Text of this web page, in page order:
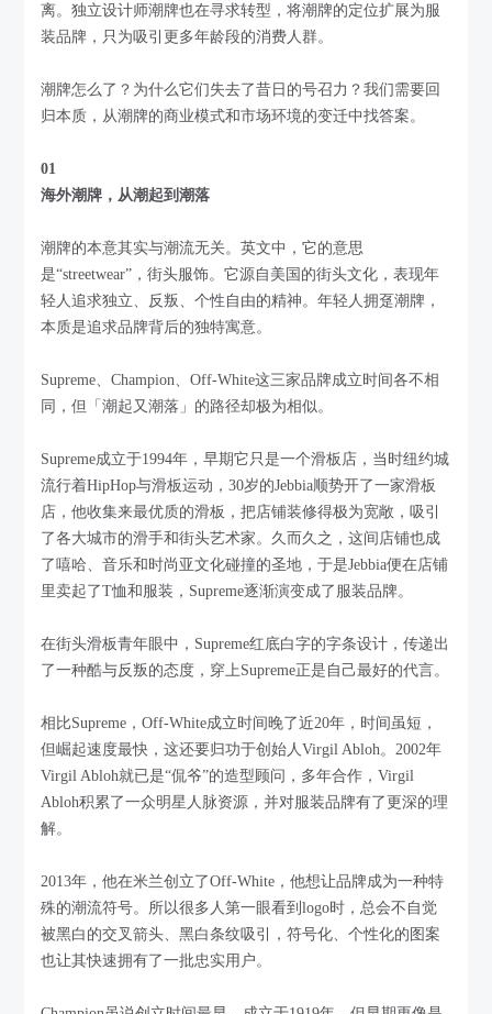
离。独立设计师潮牌也在寻求转型，将潮牌的定位扩展为服
装品牌，只为吸引更多年龄段的消费人群。
潮牌怎么了？为什么它们失去了昔日的号召力？我们需要回
归本质，从潮牌的商业模式和市场环境的变迁中找答案。
01
海外潮牌，从潮起到潮落
潮牌的本意其实与潮流无关。英文中，它的意思
是“streetwear”，街头服饰。它源自美国的街头文化，表现年
轻人追求独立、反叛、个性自由的精神。年轻人拥趸潮牌，
本质是追求品牌背后的独特寓意。
Supreme、Champion、Off-White这三家品牌成立时间各不相
同，但「潮起又潮落」的路径却极为相似。
Supreme成立于1994年，早期它只是一个滑板店，当时纽约城
流行着HipHop与滑板运动，30岁的Jebbia顺势开了一家滑板
店，他收集来最优质的滑板，把店铺装修得极为宽敞，吸引
了各大城市的滑手和街头艺术家。久而久之，这间店铺也成
了嘻哈、音乐和时尚亚文化碰撞的圣地，于是Jebbia便在店铺
里卖起了T恤和服装，Supreme逐渐演变成了服装品牌。
在街头滑板青年眼中，Supreme红底白字的字条设计，传递出
了一种酷与反叛的态度，穿上Supreme正是自己最好的代言。
相比Supreme，Off-White成立时间晚了近20年，时间虽短，
但崛起速度最快，这还要归功于创始人Virgil Abloh。2002年
Virgil Abloh就已是“侃爷”的造型顾问，多年合作，Virgil
Abloh积累了一众明星人脉资源，并对服装品牌有了更深的理
解。
2013年，他在米兰创立了Off-White，他想让品牌成为一种特
殊的潮流符号。所以很多人第一眼看到logo时，总会不自觉
被黑白的交叉箭头、黑白条纹吸引，符号化、个性化的图案
也让其快速拥有了一批忠实用户。